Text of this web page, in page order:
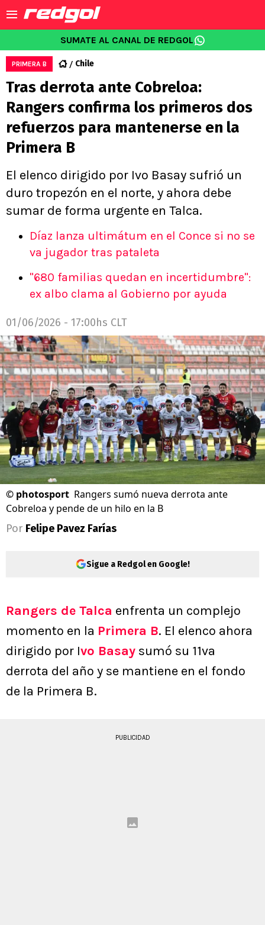
SUMATE AL CANAL DE REDGOL
PRIMERA B Chile
Tras derrota ante Cobreloa:
Rangers confirma los primeros dos
refuerzos para mantenerse en la
Primera B
El elenco dirigido por Ivo Basay sufrió un
duro tropezón en el norte, y ahora debe
sumar de forma urgente en Talca.
Díaz lanza ultimátum en el Conce si no se
va jugador tras pataleta
"680 familias quedan en incertidumbre":
ex albo clama al Gobierno por ayuda
01/06/2026 - 17:00hs CLT
© photosport Rangers sumó nueva derrota ante
Cobreloa y pende de un hilo en la B
Por Felipe Pavez Farías
Sigue a Redgol en Google!
Rangers de Talca enfrenta un complejo
momento en la Primera B. El elenco ahora
dirigido por Ivo Basay sumó su 11va
derrota del año y se mantiene en el fondo
de la Primera B.
PUBLICIDAD